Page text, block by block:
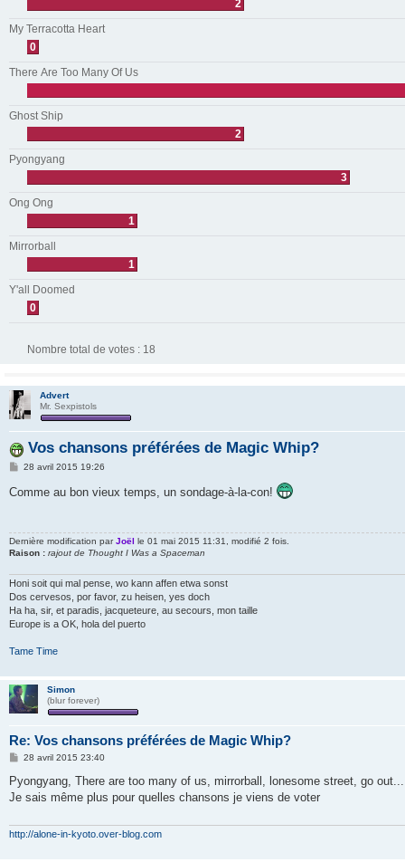
2
My Terracotta Heart
0
There Are Too Many Of Us
Ghost Ship
2
Pyongyang
3
Ong Ong
1
Mirrorball
1
Y'all Doomed
0
Nombre total de votes : 18
Advert
Mr. Sexpistols
Vos chansons préférées de Magic Whip?
M
s
e
28 avril 2015 19:26
Comme au bon vieux temps, un sondage-à-la-con!
Dernière modification parJoël le 01 mai 2015 11:31, modifié 2 fois.
Raison : rajout de Thought I Was a Spaceman
Honi soit qui mal pense, wo kann affen etwa sonst
Dos cervesos, por favor, zu heisen, yes doch
Ha ha, sir, et paradis, jacqueteure, au secours, mon taille
Europe is a OK, hola del puerto
Tame Time
Simon
(blur forever)
Re: Vos chansons préférées de Magic Whip?
M
s
s
a
28 avril 2015 23:40
Pyongyang, There are too many of us, mirrorball, lonesome street, go out...
Je sais même plus pour quelles chansons je viens de voter
http://alone-in-kyoto.over-blog.com